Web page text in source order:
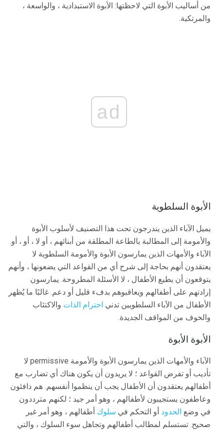
من أساليب الأبوة التي لاحظتها: الأبوة الاستبدادية ، والواسعة ،
والمرتكبة.
ad
الأبوة السلطوية
يميل الآباء الذين يندرجون تحت هذا التصنيف لأسلوب الأبوة
والأمومة إلى المطالبة بالطاعة المطلقة من أبنائهم ، أو لا ، أو ، أو.
الآباء والأمهات الذين يمارسون الأبوة والأمومة السلطوية لا
يعتقدون أنهم بحاجة إلى شرح أي من القواعد التي يضعونها ، وأنهم
يتوقعون أن يطيع الأطفال ، لا الأسئلة المطروحة. يمارسون
إرادتهم على أطفالهم ويعاقبوهم بدفء قليل أو دعم. غالبًا ما يُظهر
الأطفال من الآباء السلطويين تدني احترام الذات والاكتئاب
والخوف من المواقف الجديدة.
الأبوة الأبوة
الآباء والأمهات الذين يمارسون الأبوة والأمومة permissive لا
تأديب أو تفرض القواعد ؛ لا يريدون أن يكون هناك أي تضارب مع
أطفالهم يعتقدون أن الأطفال يجب أن ينظموا أنفسهم. هم دافئون
وعاطفون يستجيبون لأطفالهم ، وهو أمر جيد ؛ لكنهم مترددون
في وضع الحدود أو التحكم في سلوك أطفالهم ، وهو أمر غير
صحيح. تستسلم لمطالب أطفالهم وتجاهل سوء السلوك ، والتي